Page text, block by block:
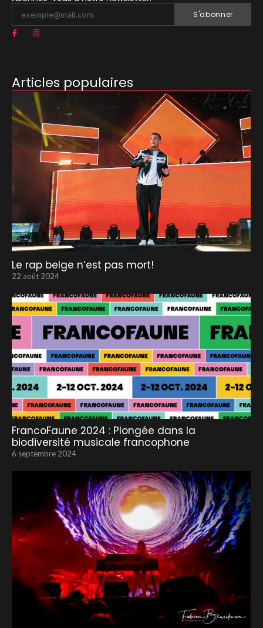
S'abonner
Articles populaires
Le rap belge n’est pas mort!
22 août 2024
FrancoFaune 2024 : Plongée dans la
biodiversité musicale francophone
6 septembre 2024